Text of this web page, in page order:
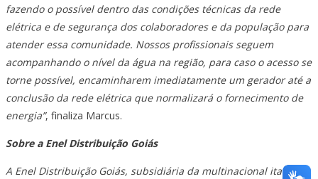
fazendo o possível dentro das condições técnicas da rede
elétrica e de segurança dos colaboradores e da população para
atender essa comunidade. Nossos profissionais seguem
acompanhando o nível da água na região, para caso o acesso se
torne possível, encaminharem imediatamente um gerador até a
conclusão da rede elétrica que normalizará o fornecimento de
energia”, finaliza Marcus.
Sobre a Enel Distribuição Goiás
A Enel Distribuição Goiás, subsidiária da multinacional italiana